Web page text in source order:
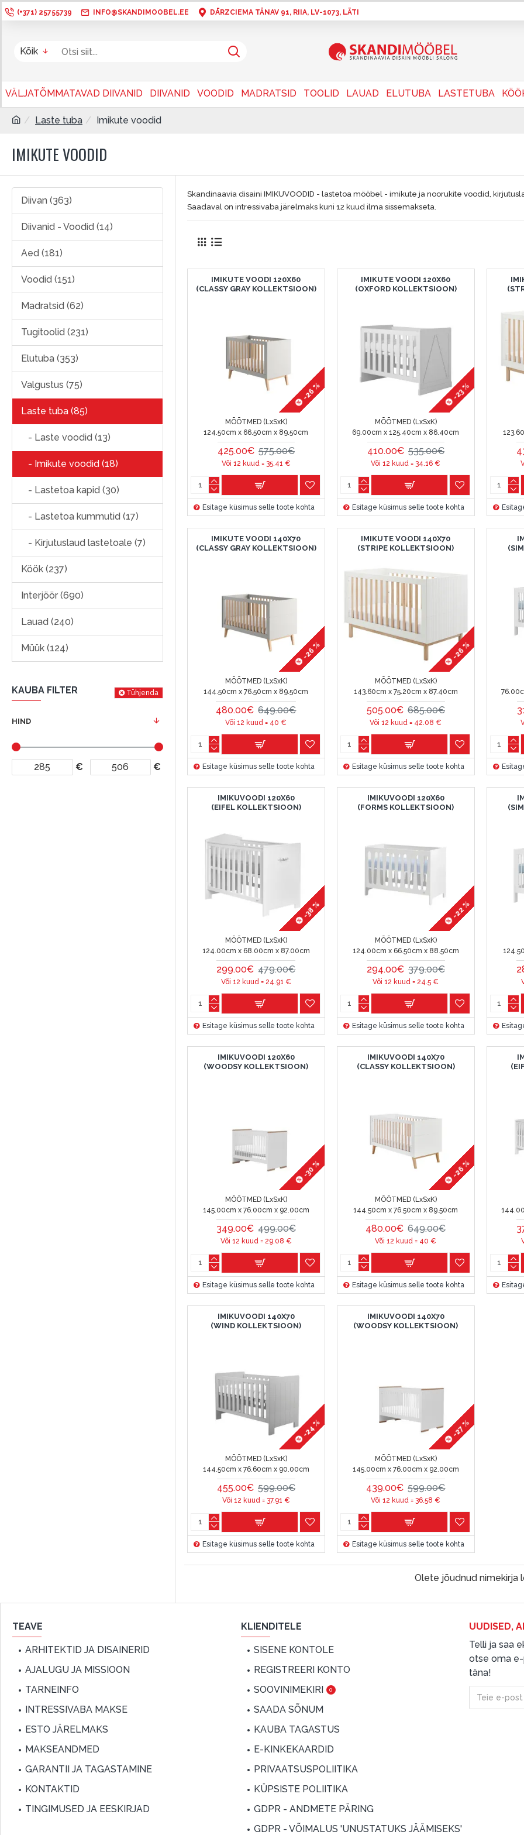
(+371) 25755739 INFO@SKANDIMOOBEL.EE DĀRZCIEMA TÄNAV 91, RIIA, LV-1073, LÄTI
Kõik
VÄLJATÕMMATAVAD DIIVANID DIIVANID VOODID MADRATSID TOOLID LAUAD ELUTUBA LASTETUBA
Laste tuba Imikute voodid
IMIKUTE VOODID
Diivan (363)
Diivanid - Voodid (14)
Aed (181)
Voodid (151)
Madratsid (62)
Tugitoolid (231)
Elutuba (353)
Valgustus (75)
Laste tuba (85)
- Laste voodid (13)
- Imikute voodid (18)
- Lastetoa kapid (30)
- Lastetoa kummutid (17)
- Kirjutuslaud lastetoale (7)
Köök (237)
Interjöör (690)
Lauad (240)
Müük (124)
KAUBA FILTER Tühjenda
HIND
€ €
Skandinaavia disaini IMIKUVOODID - lastetoa mööbel - imikute ja noorukite voodid,
Saadaval on intressivaba järelmaks kuni 12 kuud ilma sissemakseta.
IMIKUTE VOODI 120X60
(CLASSY GRAY KOLLEKTSIOON)
-26 %
MÕÕTMED (LxSxK)
124.50cm x 66.50cm x 89.50cm
425.00€ 575.00€
Või 12 kuud = 35.41 €
Esitage küsimus selle toote kohta
IMIKUTE VOODI 120X60
(OXFORD KOLLEKTSIOON)
-23 %
MÕÕTMED (LxSxK)
69.00cm x 125.40cm x 86.40cm
410.00€ 535.00€
Või 12 kuud =34.16 €
Esitage küsimus selle toote kohta
IMIKUTE VOODI 140X70
(CLASSY GRAY KOLLEKTSIOON)
-26 %
MÕÕTMED (LxSxK)
144.50cm x 76.50cm x 89.50cm
480.00€ 649.00€
Või 12 kuud = 40 €
Esitage küsimus selle toote kohta
IMIKUTE VOODI 140X70
(STRIPE KOLLEKTSIOON)
-26 %
MÕÕTMED (LxSxK)
143.60cm x 75.20cm x 87.40cm
505.00€ 685.00€
Või 12 kuud = 42.08 €
Esitage küsimus selle toote kohta
IMIKUVOODI 120X60
(EIFEL KOLLEKTSIOON)
-38 %
MÕÕTMED (LxSxK)
124.00cm x 68.00cm x 87.00cm
299.00€ 479.00€
Või 12 kuud = 24.91 €
Esitage küsimus selle toote kohta
IMIKUVOODI 120X60
(FORMS KOLLEKTSIOON)
-22 %
MÕÕTMED (LxSxK)
124.00cm x 66.50cm x 88.50cm
294.00€ 379.00€
Või 12 kuud =24.5 €
Esitage küsimus selle toote kohta
IMIKUVOODI 120X60
(WOODSY KOLLEKTSIOON)
-30 %
MÕÕTMED (LxSxK)
145.00cm x 76.00cm x 92.00cm
349.00€ 499.00€
Või 12 kuud = 29.08 €
Esitage küsimus selle toote kohta
IMIKUVOODI 140X70
(CLASSY KOLLEKTSIOON)
-26 %
MÕÕTMED (LxSxK)
144.50cm x 76.50cm x 89.50cm
480.00€ 649.00€
Või 12 kuud = 40 €
Esitage küsimus selle toote kohta
IMIKUVOODI 140X70
(WIND KOLLEKTSIOON)
-24 %
MÕÕTMED (LxSxK)
144.50cm x 76.60cm x 90.00cm
455.00€ 599.00€
Või 12 kuud = 37.91 €
Esitage küsimus selle toote kohta
IMIKUVOODI 140X70
(WOODSY KOLLEKTSIOON)
-27 %
MÕÕTMED (LxSxK)
145.00cm x 76.00cm x 92.00cm
439.00€ 599.00€
Või 12 kuud =36.58 €
Esitage küsimus selle toote kohta
Olete jõudnud nimekirja
TEAVE
ARHITEKTID JA DISAINERID
AJALUGU JA MISSIOON
TARNEINFO
INTRESSIVABA MAKSE
ESTO JÄRELMAKS
MAKSEANDMED
GARANTII JA TAGASTAMINE
KONTAKTID
TINGIMUSED JA EESKIRJAD
KLIENDITELE
SISENE KONTOLE
REGISTREERI KONTO
SOOVINIMEKIRI
0
SAADA SÕNUM
KAUBA TAGASTUS
E-KINKEKAARDID
PRIVAATSUSPOLIITIKA
KÜPSISTE POLIITIKA
GDPR - ANDMETE PÄRING
GDPR - VÕIMALUS 'UNUSTATUKS JÄÄMISEKS'
UUDISED,
Telli ja saa
otse oma
täna!